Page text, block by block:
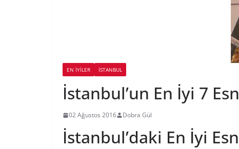
EN İYILER İSTANBUL
İstanbul’un En İyi 7
02 Ağustos 2016 Dobra Gül
İstanbul’daki En İyi